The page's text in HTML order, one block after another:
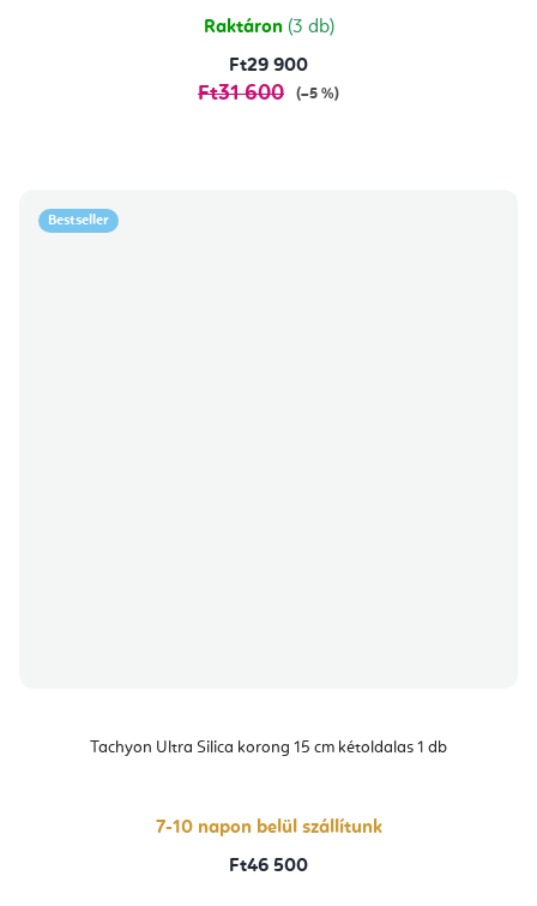
Raktáron (3 db)
Ft29 900
Ft31 600 (–5 %)
Bestseller
Tachyon Ultra Silica korong 15 cm kétoldalas 1 db
7-10 napon belül szállítunk
Ft46 500